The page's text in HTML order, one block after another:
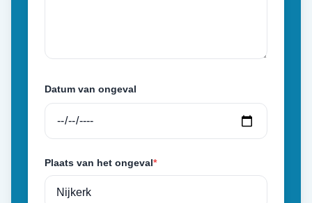
Datum van ongeval
Plaats van het ongeval*